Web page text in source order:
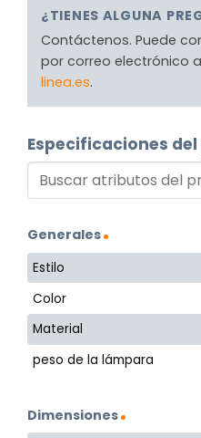
¿TIENES ALGUNA
Contáctenos. Puede
por correo electrónico a
linea.es.
Especificaciones
Generales
Estilo
Color
Material
peso de la lámpara
Dimensiones